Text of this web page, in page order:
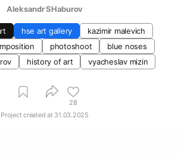
Аleksandr SHaburov
hse art gallery
kazimir malevich
photoshoot
blue noses
history of art vyacheslav mizin
28
Project created at 31.03.2025